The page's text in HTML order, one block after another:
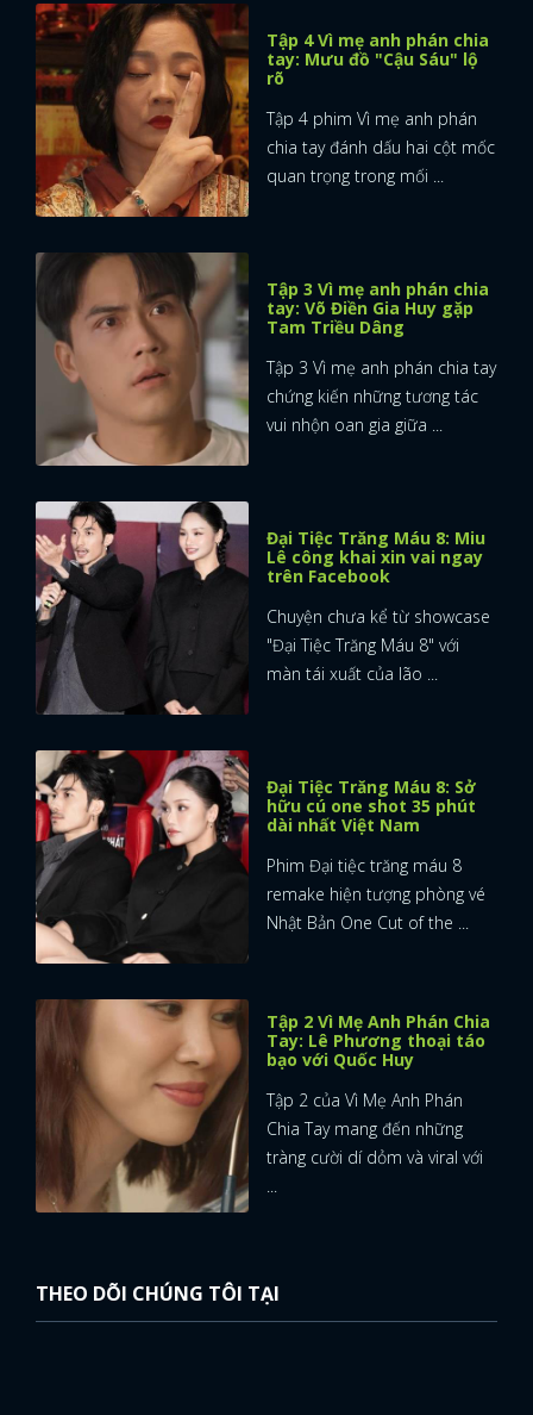
Tập 4 Vì mẹ anh phán chia
tay: Mưu đồ "Cậu Sáu" lộ
rõ
Tập 4 phim Vì mẹ anh phán
chia tay đánh dấu hai cột mốc
quan trọng trong mối ...
Tập 3 Vì mẹ anh phán chia
tay: Võ Điền Gia Huy gặp
Tam Triều Dâng
Tập 3 Vì mẹ anh phán chia tay
chứng kiến những tương tác
vui nhộn oan gia giữa ...
Đại Tiệc Trăng Máu 8: Miu
Lê công khai xin vai ngay
trên Facebook
Chuyện chưa kể từ showcase
"Đại Tiệc Trăng Máu 8" với
màn tái xuất của lão ...
Đại Tiệc Trăng Máu 8: Sở
hữu cú one shot 35 phút
dài nhất Việt Nam
Phim Đại tiệc trăng máu 8
remake hiện tượng phòng vé
Nhật Bản One Cut of the ...
Tập 2 Vì Mẹ Anh Phán Chia
Tay: Lê Phương thoại táo
bạo với Quốc Huy
Tập 2 của Vì Mẹ Anh Phán
Chia Tay mang đến những
tràng cười dí dỏm và viral với
...
THEO DÕI CHÚNG TÔI TẠI